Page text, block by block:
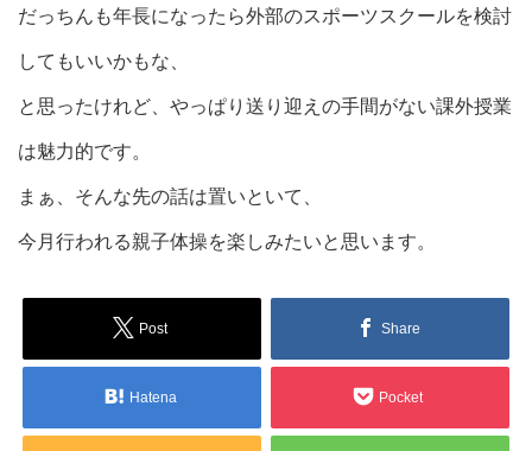
だっちんも年長になったら外部のスポーツスクールを検討
してもいいかもな、
と思ったけれど、やっぱり送り迎えの手間がない課外授業
は魅力的です。
まぁ、そんな先の話は置いといて、
今月行われる親子体操を楽しみたいと思います。
Post Share
Hatena Pocket